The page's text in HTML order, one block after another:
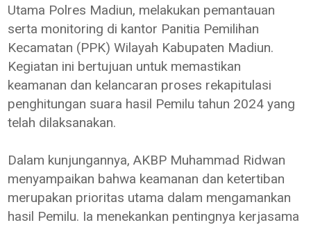
Utama Polres Madiun, melakukan pemantauan
serta monitoring di kantor Panitia Pemilihan
Kecamatan (PPK) Wilayah Kabupaten Madiun.
Kegiatan ini bertujuan untuk memastikan
keamanan dan kelancaran proses rekapitulasi
penghitungan suara hasil Pemilu tahun 2024 yang
telah dilaksanakan.
Dalam kunjungannya, AKBP Muhammad Ridwan
menyampaikan bahwa keamanan dan ketertiban
merupakan prioritas utama dalam mengamankan
hasil Pemilu. Ia menekankan pentingnya kerjasama